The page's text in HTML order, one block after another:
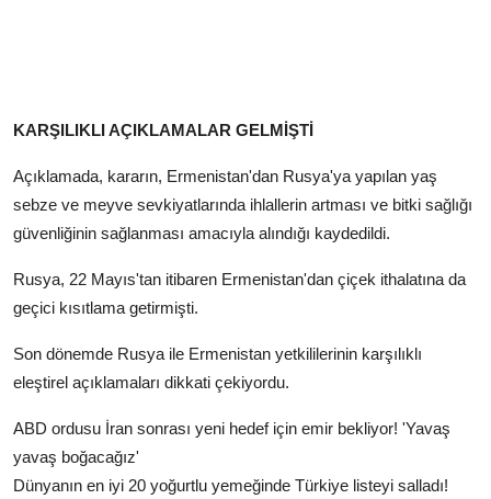
KARŞILIKLI AÇIKLAMALAR GELMİŞTİ
Açıklamada, kararın, Ermenistan'dan Rusya'ya yapılan yaş
sebze ve meyve sevkiyatlarında ihlallerin artması ve bitki sağlığı
güvenliğinin sağlanması amacıyla alındığı kaydedildi.
Rusya, 22 Mayıs'tan itibaren Ermenistan'dan çiçek ithalatına da
geçici kısıtlama getirmişti.
Son dönemde Rusya ile Ermenistan yetkililerinin karşılıklı
eleştirel açıklamaları dikkati çekiyordu.
ABD ordusu İran sonrası yeni hedef için emir bekliyor! 'Yavaş
yavaş boğacağız'
Dünyanın en iyi 20 yoğurtlu yemeğinde Türkiye listeyi salladı!